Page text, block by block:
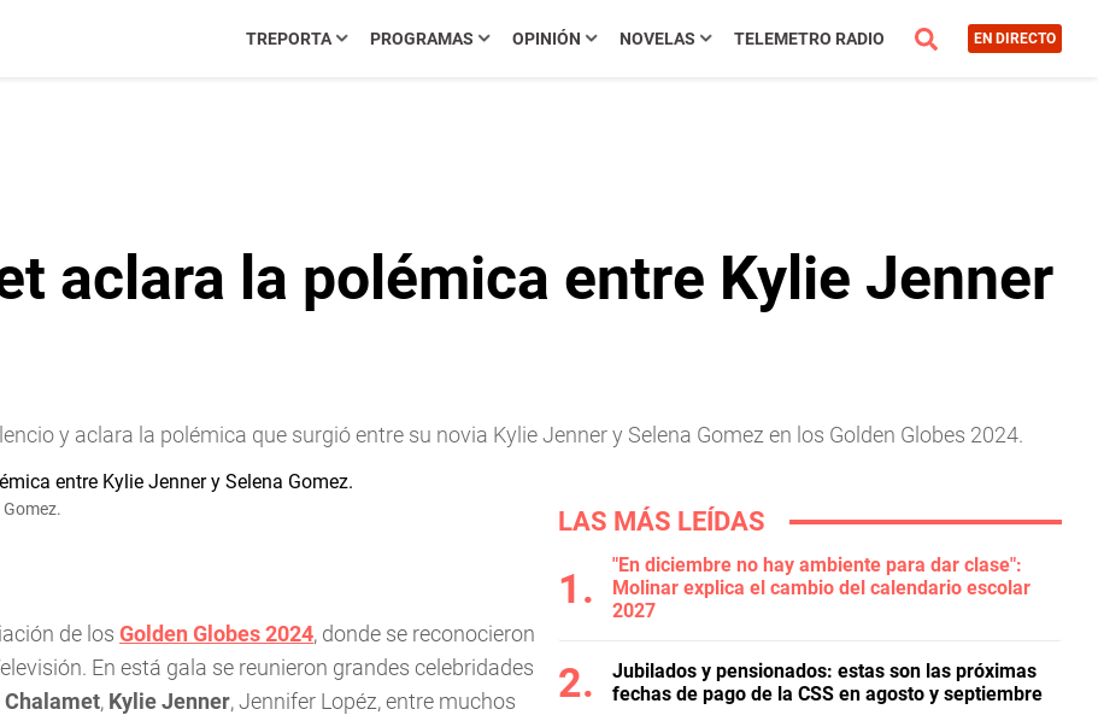
TREPORTA PROGRAMAS OPINIÓN NOVELAS TELEMETRO RADIO EN DIRECTO
aclara la polémica entre Kylie Jenner
y aclara la polémica que surgió entre su novia Kylie Jenner y Selena Gomez en los Golden Globes 2024.
de los Golden Globes 2024, donde se reconocieron
En está gala se reunieron grandes celebridades
, Kylie Jenner, Jennifer Lopéz, entre muchos
LAS MÁS LEÍDAS
"En diciembre no hay ambiente para dar clase":
Molinar explica el cambio del calendario escolar
2027
Jubilados y pensionados: estas son las próximas
fechas de pago de la CSS en agosto y septiembre